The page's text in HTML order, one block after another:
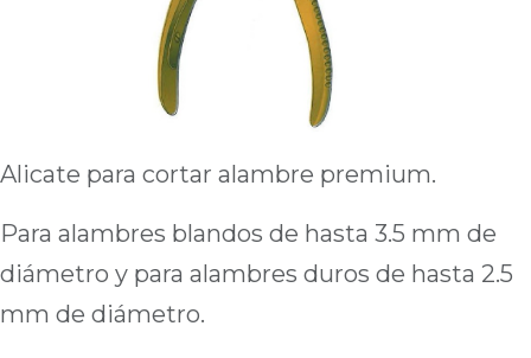
Alicate para cortar alambre premium.
Para alambres blandos de hasta 3.5 mm de
diámetro y para alambres duros de hasta 2.5
mm de diámetro.